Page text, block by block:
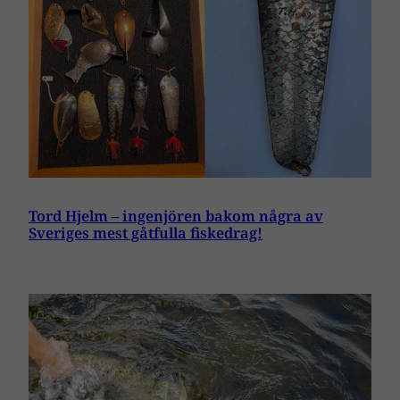
Tord Hjelm – ingenjören bakom några av
Sveriges mest gåtfulla fiskedrag!